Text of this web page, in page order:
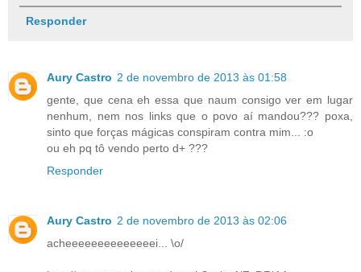
Responder
Aury Castro 2 de novembro de 2013 às 01:58
gente, que cena eh essa que naum consigo ver em lugar
nenhum, nem nos links que o povo aí mandou??? poxa,
sinto que forças mágicas conspiram contra mim... :o
ou eh pq tô vendo perto d+ ???
Responder
Aury Castro 2 de novembro de 2013 às 02:06
acheeeeeeeeeeeeeei... \o/